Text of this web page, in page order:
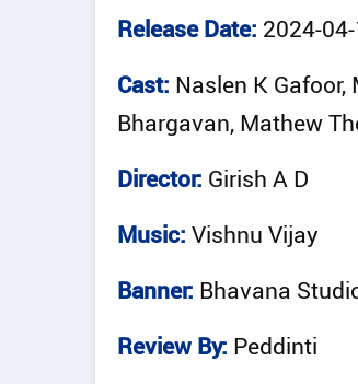
Release Date: 2024-
Cast: Naslen K
Bhargavan, Mathew
Director: Girish A D
Music: Vishnu Vijay
Banner: Bhavana
Review By: Peddinti